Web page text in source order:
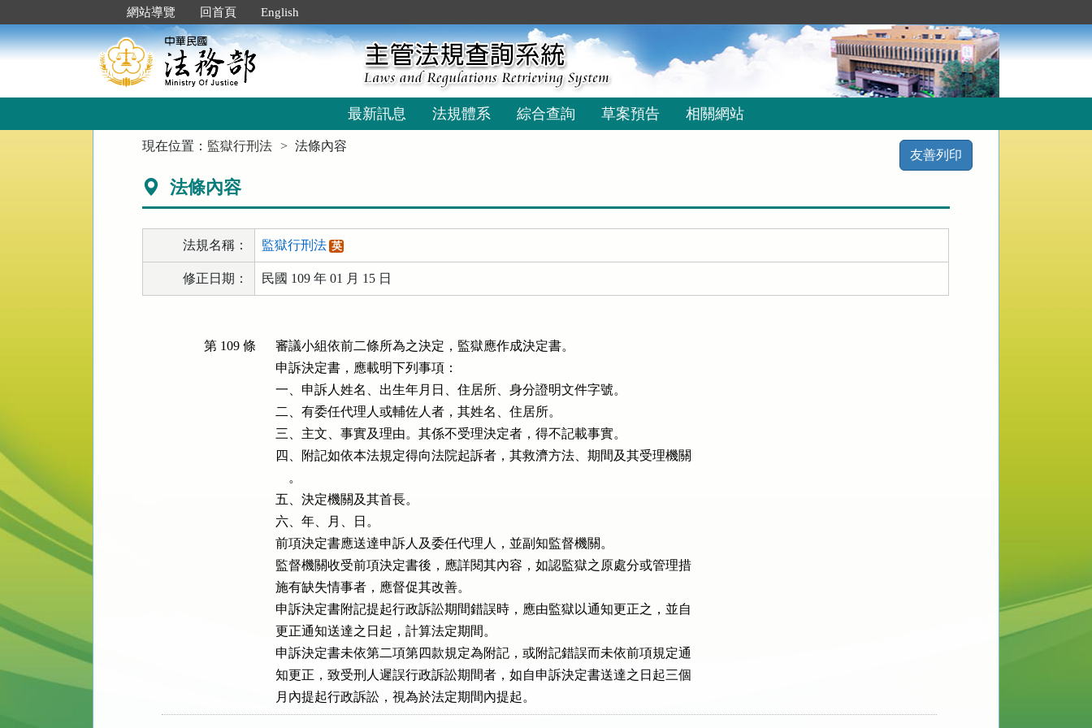
到
主
要
網站導覽 回首頁 English
最新訊息 法規體系 綜合查詢 草案預告 相關網站
現在位置： 監獄行刑法 法條內容
友善列印
法條內容
法規名稱： 監獄行刑法 英
修正日期： 民國 109 年 01 月 15 日
第 109 條
審議小組依前二條所為之決定，監獄應作成決定書。
申訴決定書，應載明下列事項：
一、申訴人姓名、出生年月日、住居所、身分證明文件字號。
二、有委任代理人或輔佐人者，其姓名、住居所。
三、主文、事實及理由。其係不受理決定者，得不記載事實。
四、附記如依本法規定得向法院起訴者，其救濟方法、期間及其受理機關
    。
五、決定機關及其首長。
六、年、月、日。
前項決定書應送達申訴人及委任代理人，並副知監督機關。
監督機關收受前項決定書後，應詳閱其內容，如認監獄之原處分或管理措
施有缺失情事者，應督促其改善。
申訴決定書附記提起行政訴訟期間錯誤時，應由監獄以通知更正之，並自
更正通知送達之日起，計算法定期間。
申訴決定書未依第二項第四款規定為附記，或附記錯誤而未依前項規定通
知更正，致受刑人遲誤行政訴訟期間者，如自申訴決定書送達之日起三個
月內提起行政訴訟，視為於法定期間內提起。